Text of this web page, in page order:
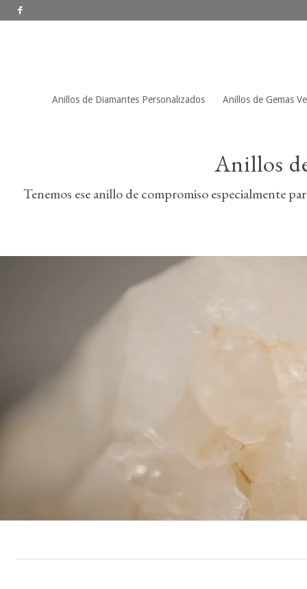
Anillos de Diamantes Personalizados Anillos de Gemas
Anillos
Tenemos ese anillo de compromiso especialmente